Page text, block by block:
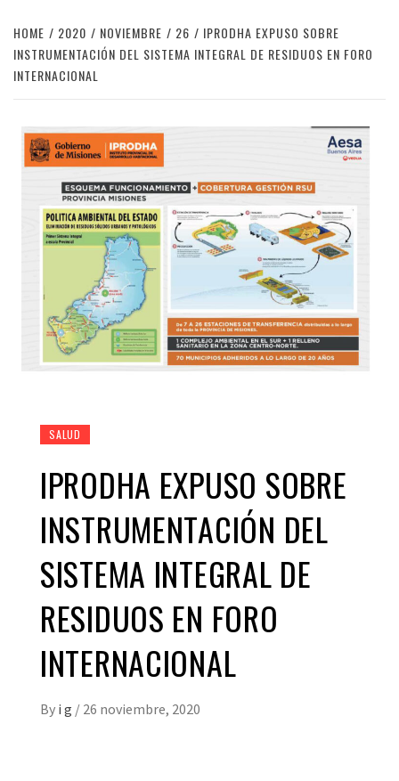
HOME 2020 NOVIEMBRE 26
IPRODHA EXPUSO SOBRE
INSTRUMENTACIÓN DEL SISTEMA INTEGRAL DE RESIDUOS EN FORO
INTERNACIONAL
SALUD
IPRODHA EXPUSO SOBRE
INSTRUMENTACIÓN DEL
SISTEMA INTEGRAL DE
RESIDUOS EN FORO
INTERNACIONAL
By i g / 26 noviembre, 2020